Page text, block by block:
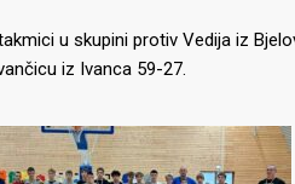
u skupini protiv Vedija iz
iz Ivanca 59-27.